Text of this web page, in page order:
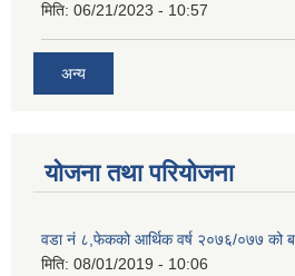
मिति: 06/21/2023 - 10:57
अन्य
योजना तथा परियोजना
वडा नं ८,फेकको आर्थिक वर्ष २०७६/०७७ को
मिति: 08/01/2019 - 10:06